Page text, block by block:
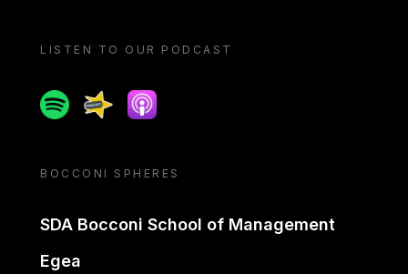
LISTEN TO OUR PODCAST
SpotifySpreakerApple podcast
BOCCONI SPHERES
SDA Bocconi School of Management
Egea